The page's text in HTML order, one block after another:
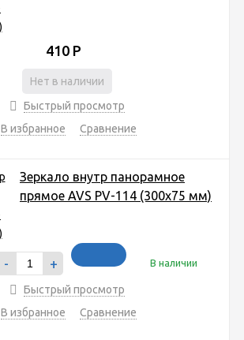
410 Р
Нет в наличии
Быстрый просмотр
В избранное
Сравнение
Зеркало внутр панорамное
прямое AVS PV-114 (300х75 мм)
- + В наличии
Быстрый просмотр
В избранное
Сравнение